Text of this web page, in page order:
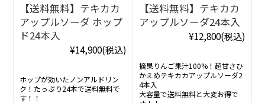
【送料無料】テキカカ
アップルソーダ ホップ
ド24本入
¥14,900(税込)
ホップが効いたノンアルドリン
ク！たっぷり24本で送料無料で
す！！
【送料無料】テキカカ
アップルソーダ24本入
¥12,800(税込)
摘果りんご果汁100%！超甘さひ
かえめテキカカアップルソーダ2
4本入
大容量で送料無料と大変お得で